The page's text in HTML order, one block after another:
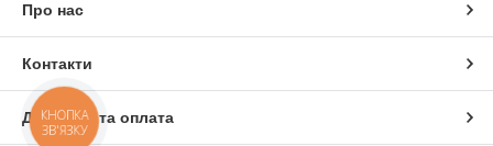
Про нас
Контакти
Доставка та оплата
КНОПКА
ЗВ'ЯЗКУ